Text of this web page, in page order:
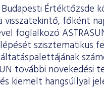
Értéktőzsde
főként
foglalkozó
szisztematikus
további növekedési
kiemelt hangsúllyal